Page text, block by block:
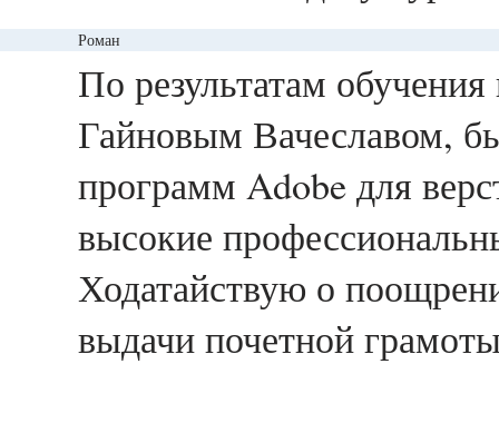
Роман
По результатам
Гайновым Вачеславом,
программ Adobe для
высокие
Ходатайствую о
выдачи почетной